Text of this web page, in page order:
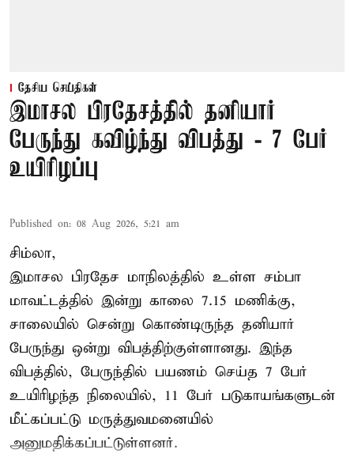
தேசிய செய்திகள்
இமாசல பிரதேசத்தில் தனியார்
பேருந்து கவிழ்ந்து விபத்து - 7 பேர்
உயிரிழப்பு
Published on: 08 Aug 2026, 5:21 am
சிம்லா,
இமாசல பிரதேச மாநிலத்தில் உள்ள சம்பா
மாவட்டத்தில் இன்று காலை 7.15 மணிக்கு,
சாலையில் சென்று கொண்டிருந்த தனியார்
பேருந்து ஒன்று விபத்திற்குள்ளானது. இந்த
விபத்தில், பேருந்தில் பயணம் செய்த 7 பேர்
உயிரிழந்த நிலையில், 11 பேர் படுகாயங்களுடன்
மீட்கப்பட்டு மருத்துவமனையில்
அனுமதிக்கப்பட்டுள்ளனர்.